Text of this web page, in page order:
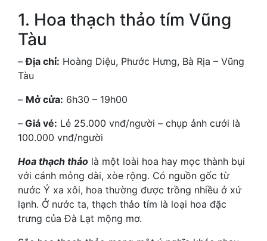
1. Hoa thạch thảo tím Vũng
Tàu
–Địa chỉ: Hoàng Diệu, Phước Hưng, Bà Rịa – Vũng
Tàu
– Mở cửa: 6h30 – 19h00
– Giá vé: Lẻ 25.000 vnđ/người – chụp ảnh cưới là
100.000 vnđ/người
Hoa thạch thảo là một loài hoa hay mọc thành bụi
với cánh mỏng dài, xòe rộng. Có nguồn gốc từ
nước Ý xa xôi, hoa thường được trồng nhiều ở xứ
lạnh. Ở nước ta, thạch thảo tím là loại hoa đặc
trưng của Đà Lạt mộng mơ.